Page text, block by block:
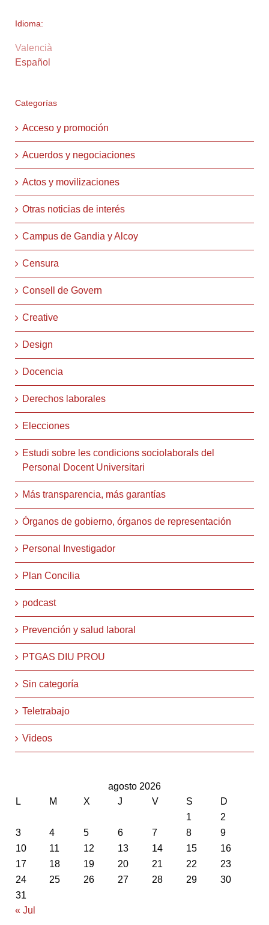
Idioma:
Valencià
Español
Categorías
Acceso y promoción
Acuerdos y negociaciones
Actos y movilizaciones
Otras noticias de interés
Campus de Gandia y Alcoy
Censura
Consell de Govern
Creative
Design
Docencia
Derechos laborales
Elecciones
Estudi sobre les condicions sociolaborals del
Personal Docent Universitari
Más transparencia, más garantías
Órganos de gobierno, órganos de representación
Personal Investigador
Plan Concilia
podcast
Prevención y salud laboral
PTGAS DIU PROU
Sin categoría
Teletrabajo
Videos
agosto 2026
L
M X J V S
D
1
2
3
4 5 6 7 8
9
10
11 12 13 14 15
16
17
18 19 20 21 22
23
24
25 26 27 28 29
30
31
« Jul